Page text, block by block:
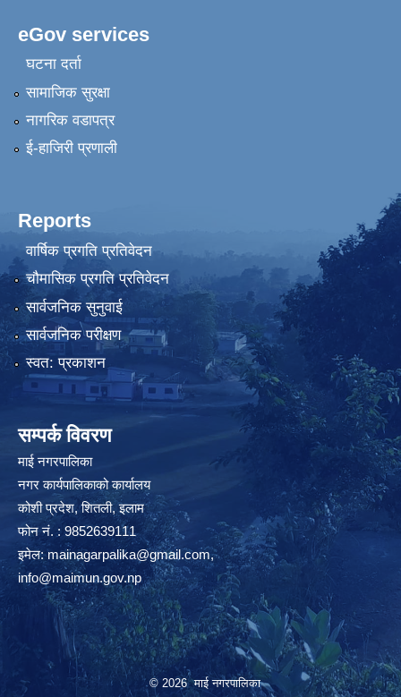
eGov services
घटना दर्ता
सामाजिक सुरक्षा
नागरिक वडापत्र
ई-हाजिरी प्रणाली
Reports
वार्षिक प्रगति प्रतिवेदन
चौमासिक प्रगति प्रतिवेदन
सार्वजनिक सुनुवाई
सार्वजनिक परीक्षण
स्वत: प्रकाशन
सम्पर्क विवरण
माई नगरपालिका
नगर कार्यपालिकाको कार्यालय
कोशी प्रदेश, शितली, इलाम
फोन नं. : 9852639111
इमेल:mainagarpalika@gmail.com,
info@maimun.gov.np
© 2026 माई नगरपालिका